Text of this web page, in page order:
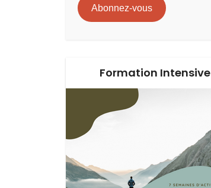
Abonnez-vous
Formation Intensive